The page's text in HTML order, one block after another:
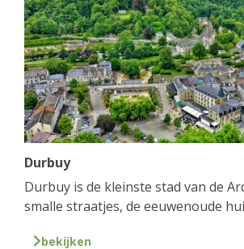
Durbuy
Durbuy is de kleinste stad van de
smalle straatjes, de eeuwenoude
bekijken